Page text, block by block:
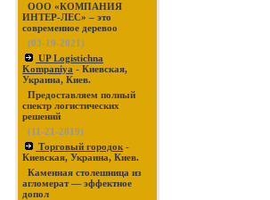
ООО «КОМПАНИЯ
ИНТЕР-ЛЕС» – это
современное деревоо
(03-19-2021)
UP Logistichna
Kompaniya - Киевская,
Украина, Киев.
Предоставляем полный
спектр логистических
решений
(11-21-2019)
Торговый городок -
Киевская, Украина, Киев.
Каменная столешница из
агломерат — эффектное
допол